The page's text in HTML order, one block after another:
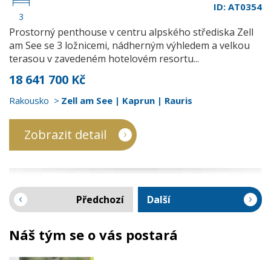
3
ID: AT0354
Prostorný penthouse v centru alpského střediska Zell
am See se 3 ložnicemi, nádherným výhledem a velkou
terasou v zavedeném hotelovém resortu...
18 641 700 Kč
Rakousko Zell am See | Kaprun | Rauris
Zobrazit detail
Předchozí Další
Náš tým se o vás postará